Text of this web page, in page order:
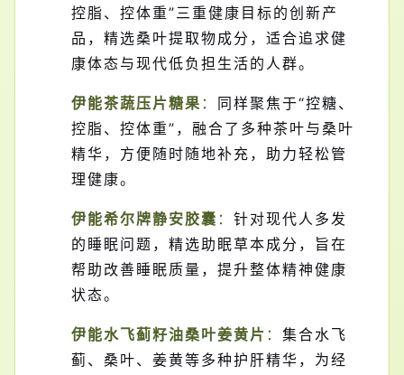
控脂、控体重”三重健康目标的创新产
品，精选桑叶提取物成分，适合追求健
康体态与现代低负担生活的人群。
伊能茶蔬压片糖果 ： 同样聚焦于“控糖、
控脂、控体重”，融合了多种茶叶与桑叶
精华，方便随时随地补充，助力轻松管
理健康。
伊能希尔牌静安胶囊 ： 针对现代人多发
的睡眠问题，精选助眠草本成分，旨在
帮助改善睡眠质量，提升整体精神健康
状态。
伊能水飞蓟籽油桑叶姜黄片 ： 集合水飞
蓟、桑叶、姜黄等多种护肝精华，为经